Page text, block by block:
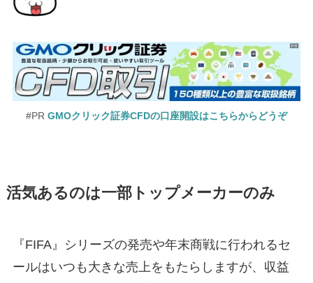
#PR GMOクリック証券CFDの口座開設はこちらからどうぞ
活気あるのは一部トップメーカーのみ
『FIFA』シリーズの発売や年末商戦に行われるセ
ールはいつも大きな売上をもたらしますが、収益